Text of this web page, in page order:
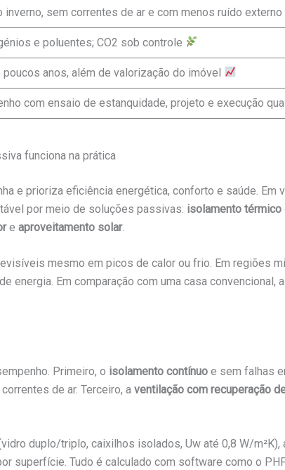
sem correntes de ar e com menos ruído externo
e poluentes; CO2 sob controle
anos, além de valorização do imóvel
com ensaio de estanquidade, projeto e execução
funciona na prática
e prioriza eficiência energética, conforto e saúde.
por meio de soluções passivas: isolamento térmico
e aproveitamento solar.
mesmo em picos de calor ou frio. Em regiões
Em comparação com uma casa convencional,
Primeiro, o isolamento contínuo e sem falhas
de ar. Terceiro, a ventilação com recuperação
duplo/triplo, caixilhos isolados, Uw até 0,8 W/m²K),
superfície. Tudo é calculado com software como o